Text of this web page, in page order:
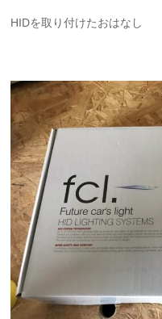
HIDを取り付けたおはなし